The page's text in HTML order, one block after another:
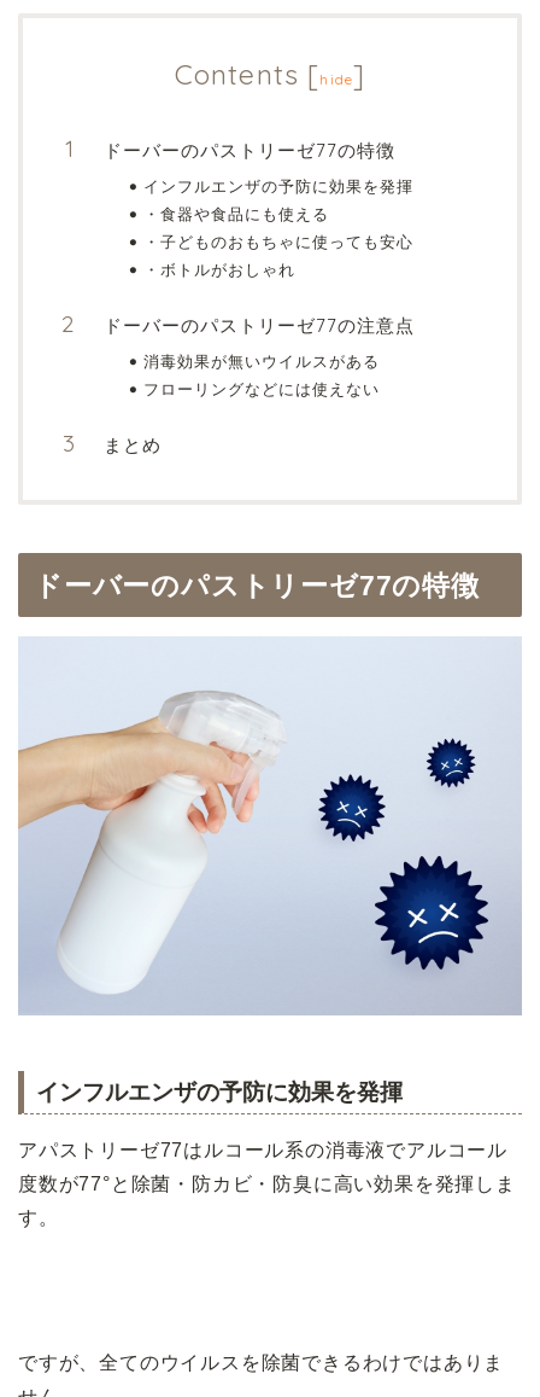
Contents [ hide]
ドーバーのパストリーゼ77の特徴
インフルエンザの予防に効果を発揮
・食器や食品にも使える
・子どものおもちゃに使っても安心
・ボトルがおしゃれ
ドーバーのパストリーゼ77の注意点
消毒効果が無いウイルスがある
フローリングなどには使えない
まとめ
ドーバーのパストリーゼ77の特徴
インフルエンザの予防に効果を発揮
アパストリーゼ77はルコール系の消毒液でアルコール
度数が77°と除菌・防カビ・防臭に高い効果を発揮しま
す。
ですが、全てのウイルスを除菌できるわけではありま